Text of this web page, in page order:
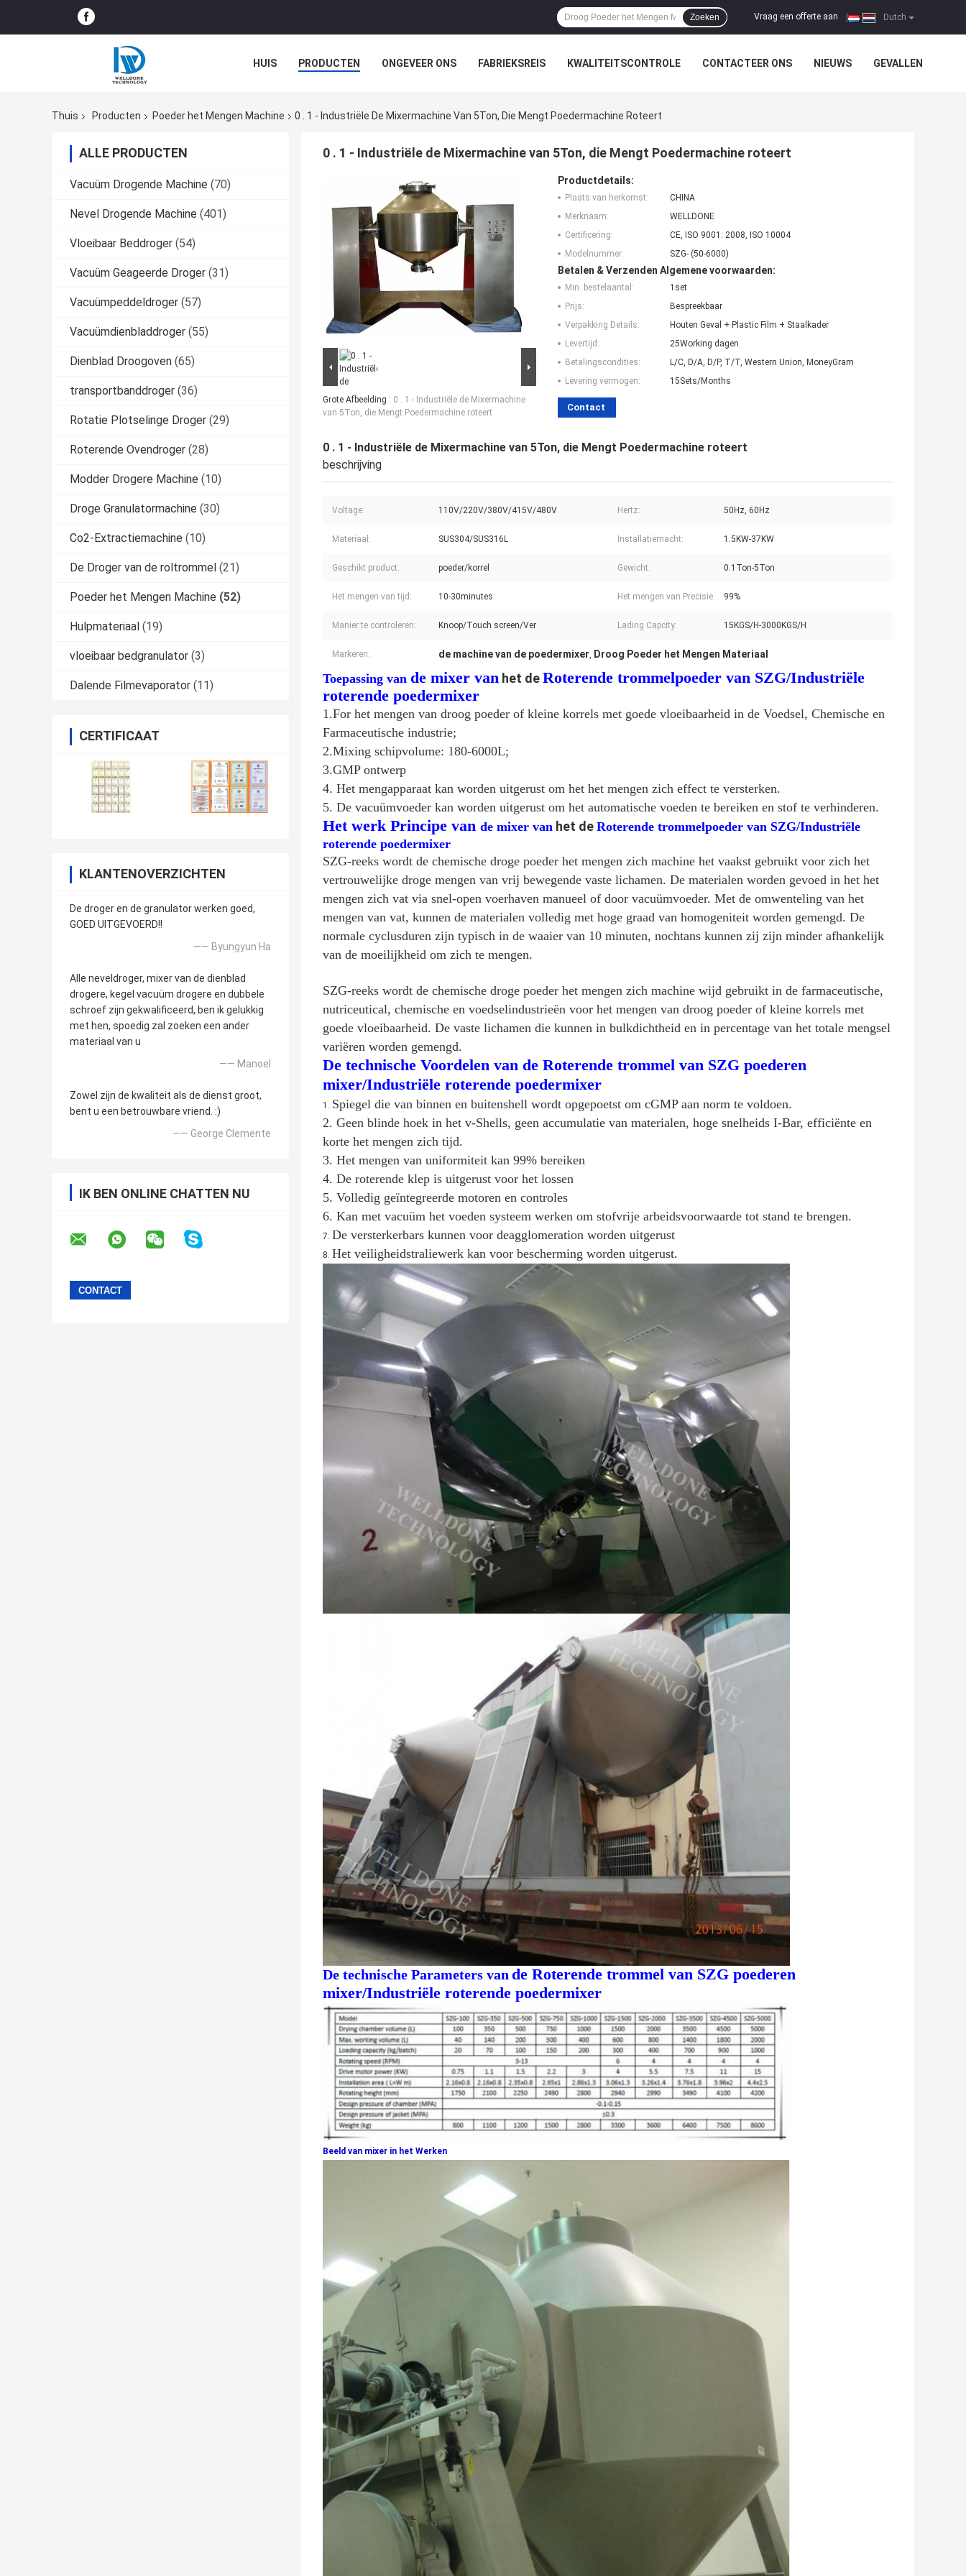
Dutch
Vraag een offerte aan
Zoeken
HUIS PRODUCTEN ONGEVEER ONS FABRIEKSREIS KWALITEITSCONTROLE CONTACTEER ONS NIEUWS GEVALLEN
Thuis
Producten Poeder het Mengen Machine 0 . 1 - Industriële De Mixermachine Van 5Ton, Die Mengt Poedermachine Roteert
ALLE PRODUCTEN
Vacuüm Drogende Machine (70)
Nevel Drogende Machine (401)
Vloeibaar Beddroger (54)
Vacuüm Geageerde Droger (31)
Vacuümpeddeldroger (57)
Vacuümdienbladdroger (55)
Dienblad Droogoven (65)
transportbanddroger (36)
Rotatie Plotselinge Droger (29)
Roterende Ovendroger (28)
Modder Drogere Machine (10)
Droge Granulatormachine (30)
Co2-Extractiemachine (10)
De Droger van de roltrommel (21)
Poeder het Mengen Machine (52)
Hulpmateriaal (19)
vloeibaar bedgranulator (3)
Dalende Filmevaporator (11)
CERTIFICAAT
KLANTENOVERZICHTEN
De droger en de granulator werken goed,
GOED UITGEVOERD!!
—— Byungyun Ha
Alle neveldroger, mixer van de dienblad
drogere, kegel vacuüm drogere en dubbele
schroef zijn gekwalificeerd, ben ik gelukkig
met hen, spoedig zal zoeken een ander
materiaal van u
—— Manoel
Zowel zijn de kwaliteit als de dienst groot,
bent u een betrouwbare vriend. :)
—— George Clemente
IK BEN ONLINE CHATTEN NU
0 . 1 - Industriële de Mixermachine van 5Ton, die Mengt Poedermachine roteert
Grote Afbeelding : 0 . 1 - Industriële de Mixermachine
van 5Ton, die Mengt Poedermachine roteert
Productdetails:
Plaats van herkomst:
CHINA
Merknaam:
WELLDONE
Certificering:
CE, ISO 9001: 2008, ISO 10004
Modelnummer:
SZG- (50-6000)
Betalen & Verzenden Algemene voorwaarden:
Min. bestelaantal:
1set
Prijs:
Bespreekbaar
Verpakking Details:
Houten Geval + Plastic Film + Staalkader
Levertijd:
25Working dagen
Betalingscondities:
L/C, D/A, D/P, T/T, Western Union, MoneyGram
Levering vermogen:
15Sets/Months
Contact
0 . 1 - Industriële de Mixermachine van 5Ton, die Mengt Poedermachine roteert
beschrijving
Voltage: 110V/220V/380V/415V/480V Hertz: 50Hz, 60Hz
Materiaal: SUS304/SUS316L Installatiemacht: 1.5KW-37KW
Geschikt product: poeder/korrel Gewicht: 0.1Ton-5Ton
Het mengen van tijd: 10-30minutes Het mengen van Precisie: 99%
Manier te controleren: Knoop/Touch screen/Ver Lading Capcity: 15KGS/H-3000KGS/H
Markeren: de machine van de poedermixer, Droog Poeder het Mengen Materiaal
Toepassing van de mixer van het deRoterende trommelpoeder van SZG/Industriële
roterende poedermixer
1.For het mengen van droog poeder of kleine korrels met goede vloeibaarheid in de Voedsel, Chemische en
Farmaceutische industrie;
2.Mixing schipvolume: 180-6000L;
3.GMP ontwerp
4. Het mengapparaat kan worden uitgerust om het het mengen zich effect te versterken.
5. De vacuümvoeder kan worden uitgerust om het automatische voeden te bereiken en stof te verhinderen.
Het werk Principe van de mixer van het de Roterende trommelpoeder van SZG/Industriële
roterende poedermixer
SZG-reeks wordt de chemische droge poeder het mengen zich machine het vaakst gebruikt voor zich het
vertrouwelijke droge mengen van vrij bewegende vaste lichamen. De materialen worden gevoed in het het
mengen zich vat via snel-open voerhaven manueel of door vacuümvoeder. Met de omwenteling van het
mengen van vat, kunnen de materialen volledig met hoge graad van homogeniteit worden gemengd. De
normale cyclusduren zijn typisch in de waaier van 10 minuten, nochtans kunnen zij zijn minder afhankelijk
van de moeilijkheid om zich te mengen.
SZG-reeks wordt de chemische droge poeder het mengen zich machine wijd gebruikt in de farmaceutische,
nutriceutical, chemische en voedselindustrieën voor het mengen van droog poeder of kleine korrels met
goede vloeibaarheid. De vaste lichamen die kunnen in bulkdichtheid en in percentage van het totale mengsel
variëren worden gemengd.
De technische Voordelen van de Roterende trommel van SZG poederen
mixer/Industriële roterende poedermixer
1. Spiegel die van binnen en buitenshell wordt opgepoetst om cGMP aan norm te voldoen.
2. Geen blinde hoek in het v-Shells, geen accumulatie van materialen, hoge snelheids I-Bar, efficiënte en
korte het mengen zich tijd.
3. Het mengen van uniformiteit kan 99% bereiken
4. De roterende klep is uitgerust voor het lossen
5. Volledig geïntegreerde motoren en controles
6. Kan met vacuüm het voeden systeem werken om stofvrije arbeidsvoorwaarde tot stand te brengen.
7. De versterkerbars kunnen voor deagglomeration worden uitgerust
8. Het veiligheidstraliewerk kan voor bescherming worden uitgerust.
De technische Parameters van de Roterende trommel van SZG poederen
mixer/Industriële roterende poedermixer
Beeld van mixer in het Werken